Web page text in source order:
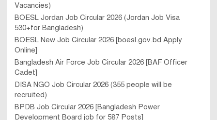
Vacancies)
BOESL Jordan Job Circular 2026 (Jordan Job Visa
530+for Bangladesh)
BOESL New Job Circular 2026 [boesl.gov.bd Apply
Online]
Bangladesh Air Force Job Circular 2026 [BAF Officer
Cadet]
DISA NGO Job Circular 2026 (355 people will be
recruited)
BPDB Job Circular 2026 [Bangladesh Power
Development Board job for 587 Posts]